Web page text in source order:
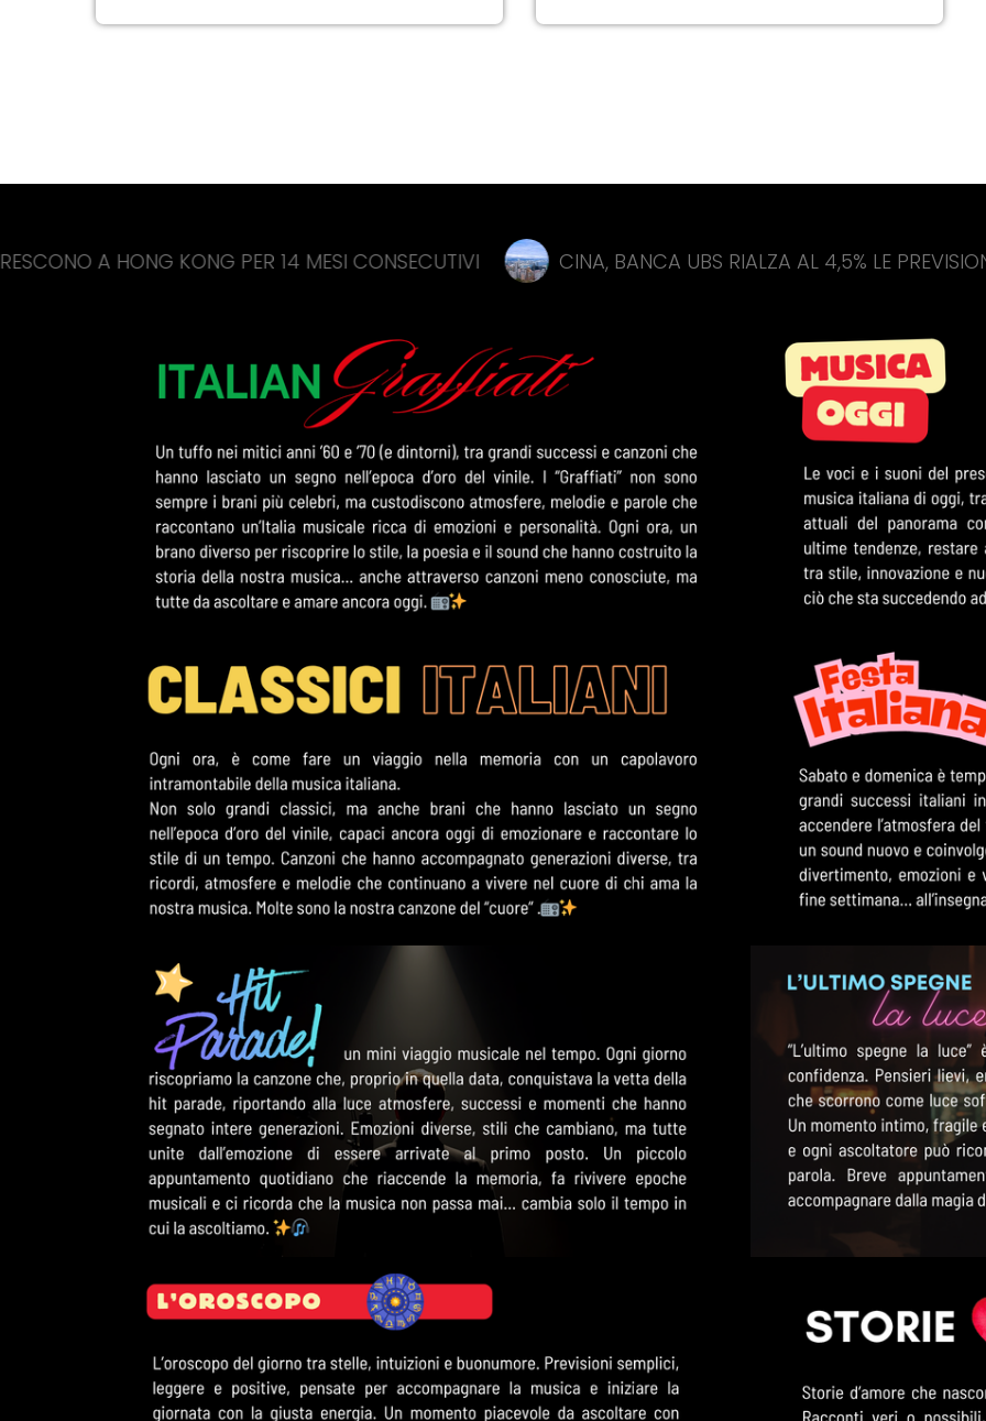
KONG PER 14 MESI CONSECUTIVI CINA, BANCA UBS RIALZA AL 4,5% LE PREVISIONI SU